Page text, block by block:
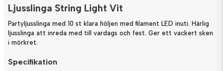
Ljusslinga String Light Vit
Partyljusslinga med 10 st klara höljen med filament LED inuti. Härlig
ljusslinga att inreda med till vardags och fest. Ger ett vackert sken
i mörkret.
Specifikation